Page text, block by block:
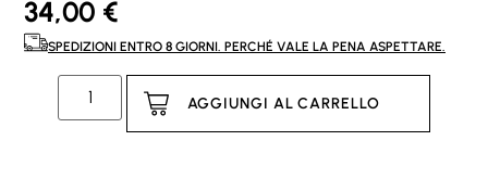
34,00 €
SPEDIZIONI ENTRO 8 GIORNI. PERCHÉ VALE LA PENA ASPETTARE.
AGGIUNGI AL CARRELLO